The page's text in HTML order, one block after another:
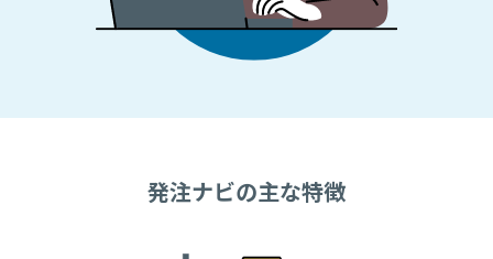
発注ナビの主な特徴